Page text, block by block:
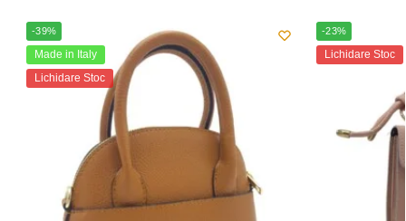
-39%
Made in Italy
Lichidare Stoc
-23%
Lichidare Stoc